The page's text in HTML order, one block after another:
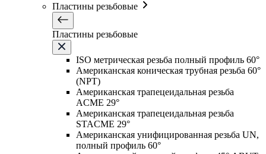
Пластины резьбовые
Пластины резьбовые
ISO метрическая резьба полный профиль 60°
Американская коническая трубная резьба 60°
(NPT)
Американская трапецеидальная резьба
ACME 29°
Американская трапецеидальная резьба
STACME 29°
Американская унифицированная резьба UN,
полный профиль 60°